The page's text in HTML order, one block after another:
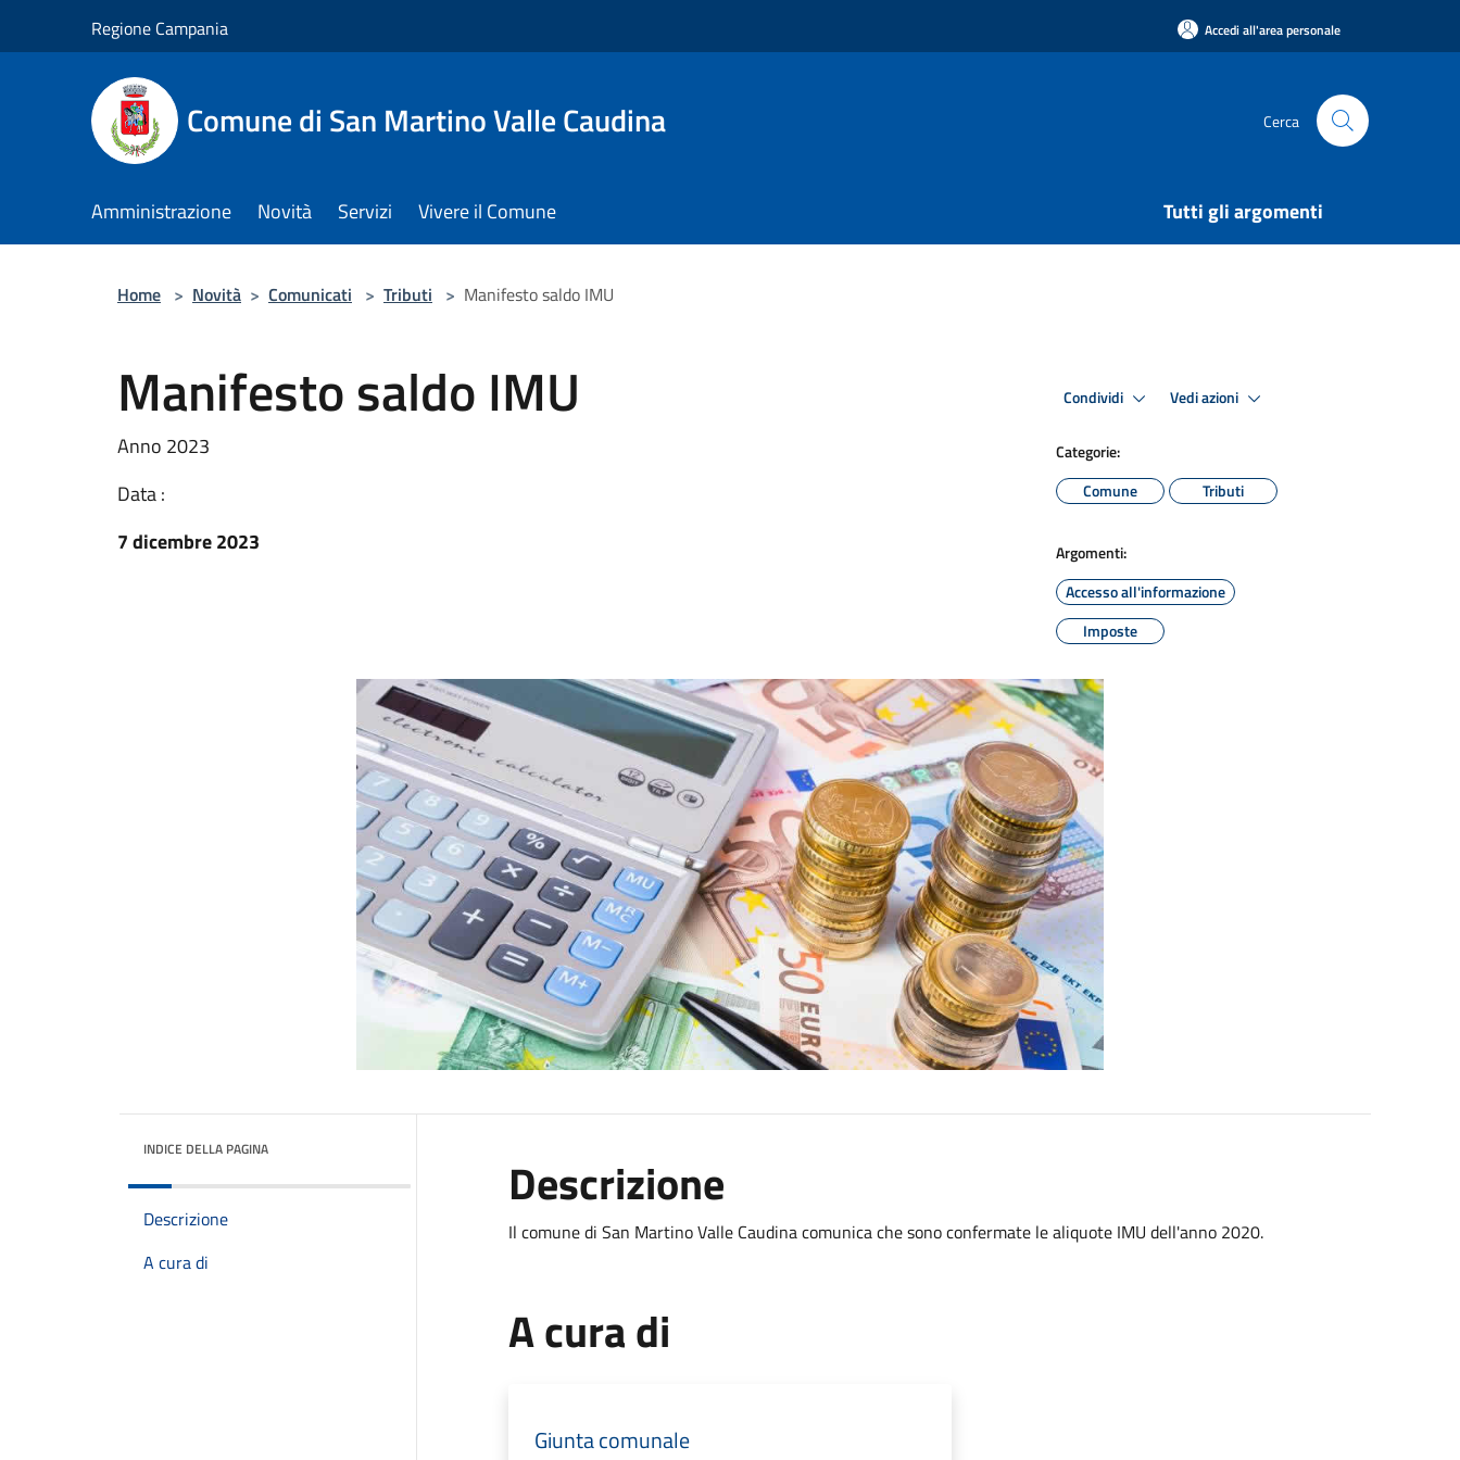
Regione Campania Accedi all'area personale
Comune di San Martino Valle Caudina Cerca
Amministrazione Novità Servizi Vivere il Comune Tutti gli argomenti
Home > Novità > Comunicati > Tributi > Manifesto saldo IMU
Manifesto saldo IMU
Anno 2023
Data :
7 dicembre 2023
Condividi Vedi azioni
Categorie:
Comune
Tributi
Argomenti:
Accesso all'informazione
Imposte
INDICE DELLA PAGINA
Descrizione
A cura di
Descrizione
Il comune di San Martino Valle Caudina comunica che sono confermate le aliquote IMU dell'anno 2020.
A cura di
Giunta comunale